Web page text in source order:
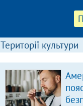
Території культури